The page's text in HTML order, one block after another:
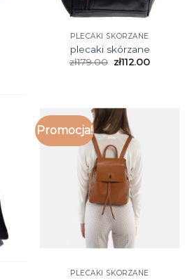
PLECAKI SKÓRZANE
plecaki skórzane
zł179.00 zł112.00
Promocja!
PLECAKI SKÓRZANE